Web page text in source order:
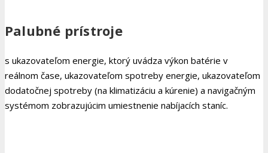
Palubné prístroje
s ukazovateľom energie, ktorý uvádza výkon batérie v
reálnom čase, ukazovateľom spotreby energie, ukazovateľom
dodatočnej spotreby (na klimatizáciu a kúrenie) a navigačným
systémom zobrazujúcim umiestnenie nabíjacích staníc.